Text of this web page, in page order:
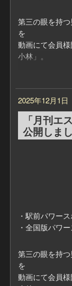
インが必要です
https://
・「まるごとエ
（ログインが
https://
第三の眼を持
を
動画にて会員
小林」。
また、エスパ
教えてもらい
■「月刊エス
https://
2025年12月1日
「月刊エ
公開しま
・駅前パワー
・全国版パワ
第三の眼を持
を
動画にて会員